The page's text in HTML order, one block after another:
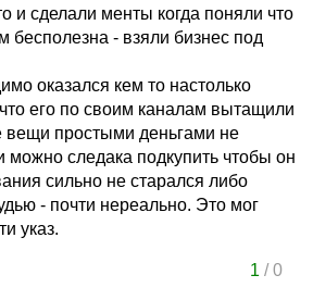
и сделали менты когда поняли что
бесполезна - взяли бизнес под
оказался кем то настолько
его по своим каналам вытащили
вещи простыми деньгами не
следака подкупить чтобы он
сильно не старался либо
- почти нереально. Это мог
указ.
1 /0